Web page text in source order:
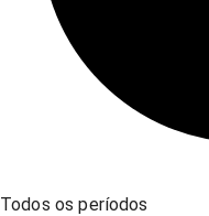
Todos os períodos